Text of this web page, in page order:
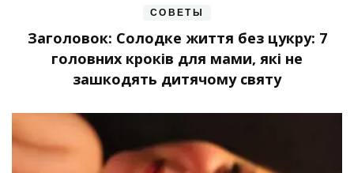
СОВЕТЫ
Заголовок: Солодке життя без цукру: 7
головних кроків для мами, які не
зашкодять дитячому святу